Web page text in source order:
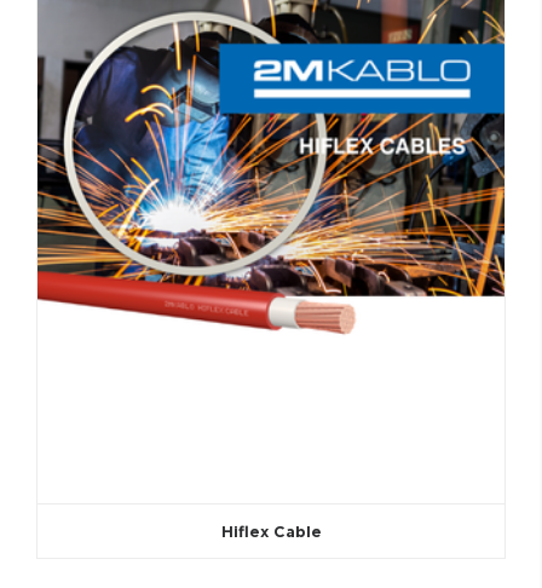
Hiflex Cable